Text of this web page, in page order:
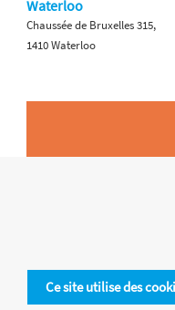
Ce site utilise des
Waterloo
Chaussée de Bruxelles 315,
1410 Waterloo